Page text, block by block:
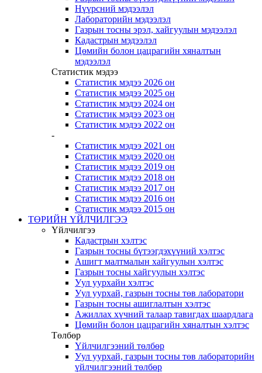
Нүүрсний мэдээлэл
Лабораторийн мэдээлэл
Газрын тосны эрэл, хайгуулын мэдээлэл
Кадастрын мэдээлэл
Цөмийн болон цацрагийн хяналтын
мэдээлэл
Статистик мэдээ
Статистик мэдээ 2026 он
Статистик мэдээ 2025 он
Статистик мэдээ 2024 он
Статистик мэдээ 2023 он
Статистик мэдээ 2022 он
-
Статистик мэдээ 2021 он
Статистик мэдээ 2020 он
Статистик мэдээ 2019 он
Статистик мэдээ 2018 он
Статистик мэдээ 2017 он
Статистик мэдээ 2016 он
Статистик мэдээ 2015 он
ТӨРИЙН ҮЙЛЧИЛГЭЭ
Үйлчилгээ
Кадастрын хэлтэс
Газрын тосны бүтээгдэхүүний хэлтэс
Ашигт малтмалын хайгуулын хэлтэс
Газрын тосны хайгуулын хэлтэс
Уул уурхайн хэлтэс
Уул уурхай, газрын тосны төв лаборатори
Газрын тосны ашиглалтын хэлтэс
Ажиллах хүчний талаар тавигдах шаардлага
Цөмийн болон цацрагийн хяналтын хэлтэс
Төлбөр
Үйлчилгээний төлбөр
Уул уурхай, газрын тосны төв лабораторийн
үйлчилгээний төлбөр